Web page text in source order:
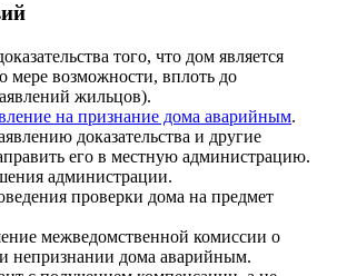
того, что дом является
мере возможности, вплоть до
жильцов).
на признание дома аварийным.
доказательства и другие
его в местную администрацию.
администрации.
проверки дома на предмет
межведомственной комиссии о
непризнании дома аварийным.